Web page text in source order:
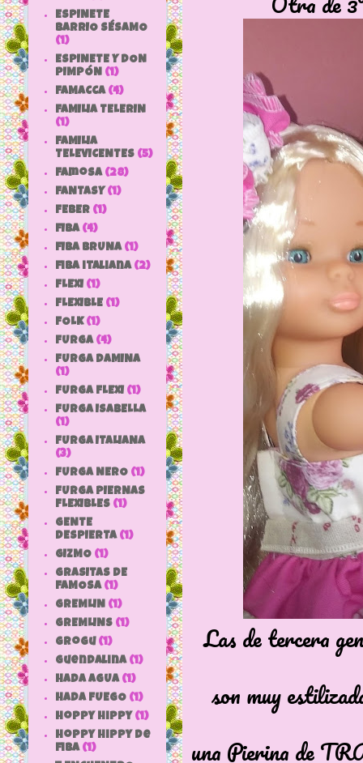
Las de tercera
son muy
una Pierina de
ESPINETE
BARRIO SÉSAMO
(1)
ESPINETE Y DON
PIMPÓN (1)
FAMACCA (4)
FAMILIA TELERIN
(1)
FAMILIA
TELEVICENTES (5)
Famosa (28)
FANTASY (1)
FEBER (1)
FIBA (4)
FIBA BRUNA (1)
fiba italiana (2)
FLEXI (1)
FLEXIBLE (1)
FOLK (1)
FURGA (4)
FURGA DAMINA
(1)
FURGA FLEXI (1)
FURGA ISABELLA
(1)
FURGA ITALIANA
(3)
FURGA NERO (1)
FURGA PIERNAS
FLEXIBLES (1)
GENTE
DESPIERTA (1)
GIZMO (1)
GRASITAS DE
FAMOSA (1)
GREMLIN (1)
GREMLINS (1)
grogu (1)
Guendalina (1)
HADA AGUA (1)
HADA FUEGO (1)
hoppy hippy (1)
hoppy hippy de
fiba (1)